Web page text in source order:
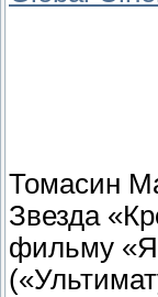
Томасин
Звезда
фильму